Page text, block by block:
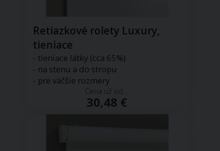
Retiazkové rolety Luxury,
tieniace
- tieniace látky (cca 65%)
- na stenu a do stropu
- pre väčšie rozmery
Cena už od...
30,48 €